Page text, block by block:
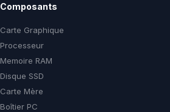
Composants
Carte Graphique
Processeur
Memoire RAM
Disque SSD
Carte Mère
Boîtier PC